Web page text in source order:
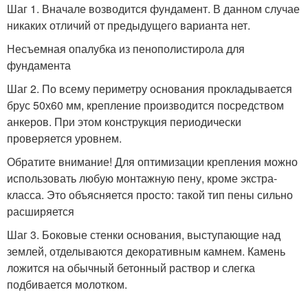
Шаг 1. Вначале возводится фундамент. В данном случае
никаких отличий от предыдущего варианта нет.
Несъемная опалубка из пенополистирола для
фундамента
Шаг 2. По всему периметру основания прокладывается
брус 50х60 мм, крепление производится посредством
анкеров. При этом конструкция периодически
проверяется уровнем.
Обратите внимание! Для оптимизации крепления можно
использовать любую монтажную пену, кроме экстра-
класса. Это объясняется просто: такой тип пены сильно
расширяется
Шаг 3. Боковые стенки основания, выступающие над
землей, отделываются декоративным камнем. Камень
ложится на обычный бетонный раствор и слегка
подбивается молотком.